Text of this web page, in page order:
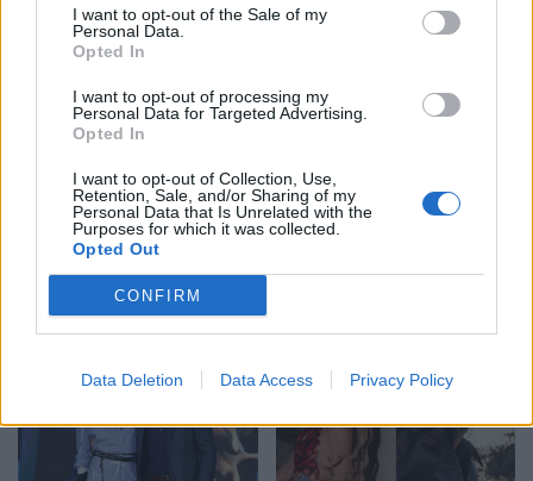
I want to opt-out of the Sale of my
Personal Data.
Opted In
I want to opt-out of processing my
Personal Data for Targeted Advertising.
Opted In
I want to opt-out of Collection, Use,
Retention, Sale, and/or Sharing of my
Personal Data that Is Unrelated with the
Purposes for which it was collected.
Opted Out
CONFIRM
Data Deletion Data Access Privacy Policy
muzikën: “O Rama, kaq
shumë do ta shpopullosh
vendin? Keq e më keq!”
moj Selinë”? E zbulon
Kristi Lamaj: Koncertet e
angazhimet e saj
Rriten vizitat në Pediatrinë
e Vlorës, deri në 80 raste
në ditë nga virozat dhe
alergjitë
Ariana Grande thyen
paramenduar, jo i
momentit